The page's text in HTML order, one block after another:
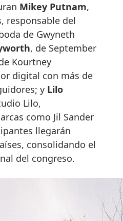
Mikey Putnam,
responsable del
de Gwyneth
, de September
Kourtney
digital con más de
y Lilo
Lilo,
como Jil Sander
llegarán
consolidando el
del congreso.